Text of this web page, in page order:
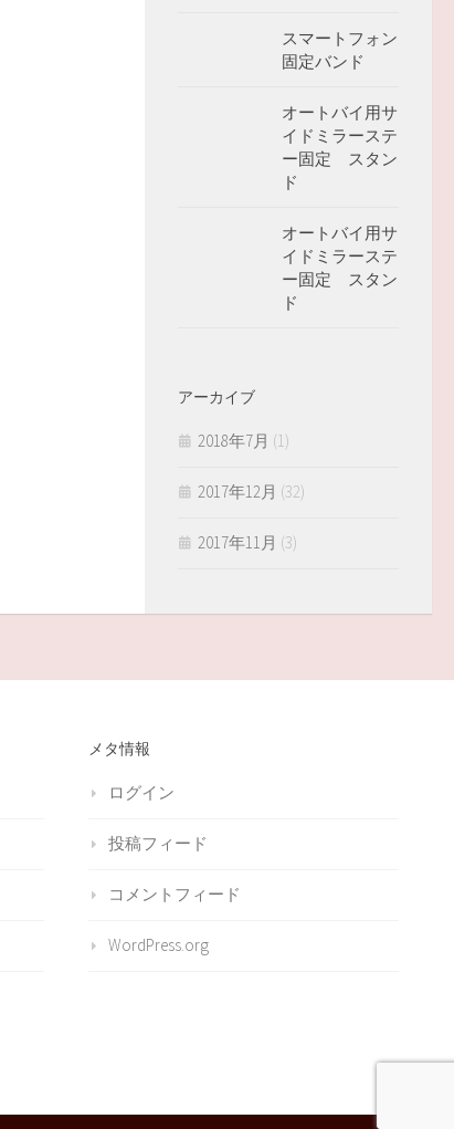
スマートフォン
固定バンド
オートバイ用サ
イドミラーステ
ー固定 スタン
ド
オートバイ用サ
イドミラーステ
ー固定 スタン
ド
アーカイブ
2018年7月 (1)
2017年12月 (32)
2017年11月 (3)
メタ情報
ログイン
投稿フィード
コメントフィード
WordPress.org